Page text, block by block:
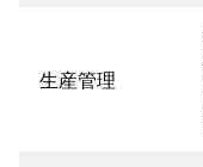
生産管理